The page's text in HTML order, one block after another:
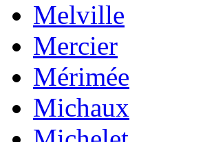
Melville
Mercier
Mérimée
Michaux